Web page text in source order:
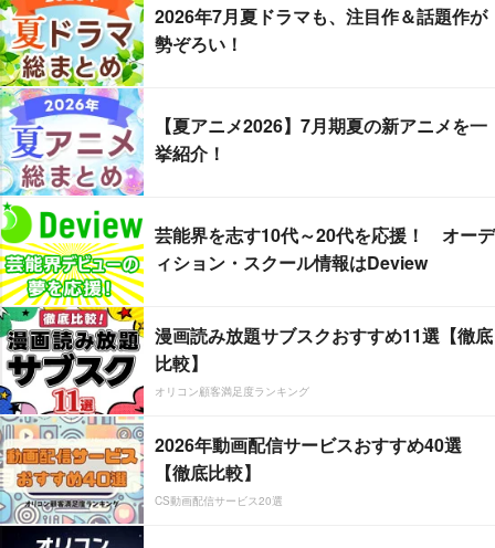
2026年7月夏ドラマも、注目作＆話題作が
勢ぞろい！
【夏アニメ2026】7月期夏の新アニメを一
挙紹介！
芸能界を志す10代～20代を応援！ オーデ
ィション・スクール情報はDeview
漫画読み放題サブスクおすすめ11選【徹底
比較】
オリコン顧客満足度ランキング
2026年動画配信サービスおすすめ40選
【徹底比較】
CS動画配信サービス20選